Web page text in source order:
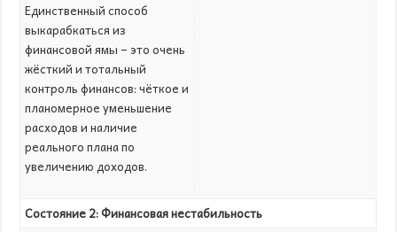
Единственный способ
выкарабкаться из
финансовой ямы – это очень
жёсткий и тотальный
контроль финансов: чёткое и
планомерное уменьшение
расходов и наличие
реального плана по
увеличению доходов.
Состояние 2: Финансовая нестабильность